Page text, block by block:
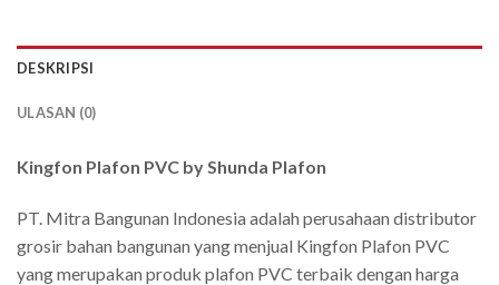
DESKRIPSI
ULASAN (0)
Kingfon Plafon PVC by Shunda Plafon
PT. Mitra Bangunan Indonesia adalah perusahaan distributor
grosir bahan bangunan yang menjual Kingfon Plafon PVC
yang merupakan produk plafon PVC terbaik dengan harga